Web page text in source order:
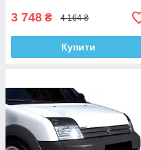
3 748 ₴ 4 164 ₴
Купити